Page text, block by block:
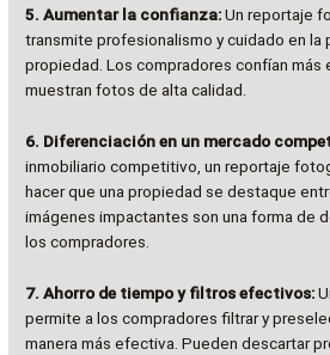
5. Aumentar la confianza:Un reportaje
transmite profesionalismo y cuidado en la
propiedad. Los compradores confían más
muestran fotos de alta calidad.
6. Diferenciación en un mercado
inmobiliario competitivo, un reportaje
hacer que una propiedad se destaque
imágenes impactantes son una forma de
los compradores.
7. Ahorro de tiempo y filtros efectivos:
permite a los compradores filtrar y
manera más efectiva. Pueden descartar